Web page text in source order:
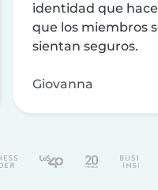
identidad que
que los miembros
sientan seguros.
Giovanna